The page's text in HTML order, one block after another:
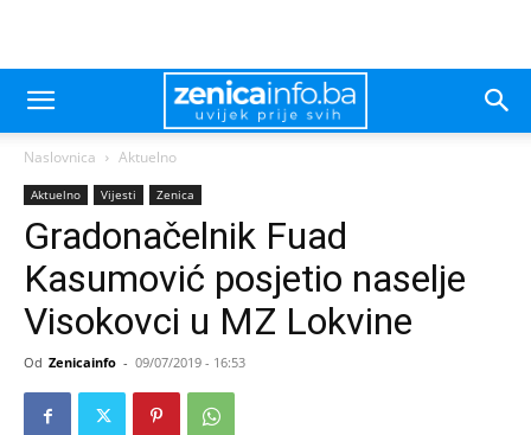
Naslovnica Aktuelno
Aktuelno Vijesti Zenica
Gradonačelnik Fuad
Kasumović posjetio naselje
Visokovci u MZ Lokvine
Od Zenicainfo - 09/07/2019 - 16:53